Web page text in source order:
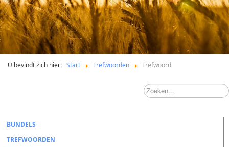
U bevindt zich hier: Start Trefwoorden Trefwoord
BUNDELS
TREFWOORDEN